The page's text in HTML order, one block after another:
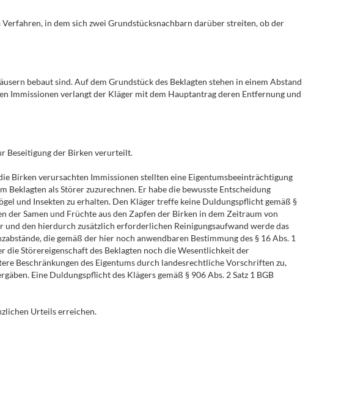
in dem sich zwei Grundstücksnachbarn darüber streiten, ob der
bebaut sind. Auf dem Grundstück des Beklagten stehen in einem Abstand
Immissionen verlangt der Kläger mit dem Hauptantrag deren Entfernung und
Beseitigung der Birken verurteilt.
Birken verursachten Immissionen stellten eine Eigentumsbeeinträchtigung
als Störer zuzurechnen. Er habe die bewusste Entscheidung
und Insekten zu erhalten. Den Kläger treffe keine Duldungspflicht gemäß §
der Samen und Früchte aus den Zapfen der Birken in dem Zeitraum von
und den hierdurch zusätzlich erforderlichen Reinigungsaufwand werde das
die gemäß der hier noch anwendbaren Bestimmung des § 16 Abs. 1
die Störereigenschaft des Beklagten noch die Wesentlichkeit der
Beschränkungen des Eigentums durch landesrechtliche Vorschriften zu,
Eine Duldungspflicht des Klägers gemäß § 906 Abs. 2 Satz 1 BGB
Urteils erreichen.